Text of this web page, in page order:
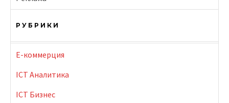
РУБРИКИ
E-коммерция
ICT Аналитика
ICT Бизнес